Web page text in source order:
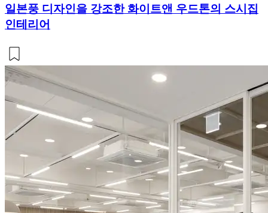
일본풍 디자인을 강조한 화이트앤 우드톤의 스시집
인테리어